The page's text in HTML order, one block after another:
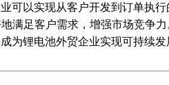
可以实现从客户开发到订单执
满足客户需求，增强市场竞争
为锂电池外贸企业实现可持续发